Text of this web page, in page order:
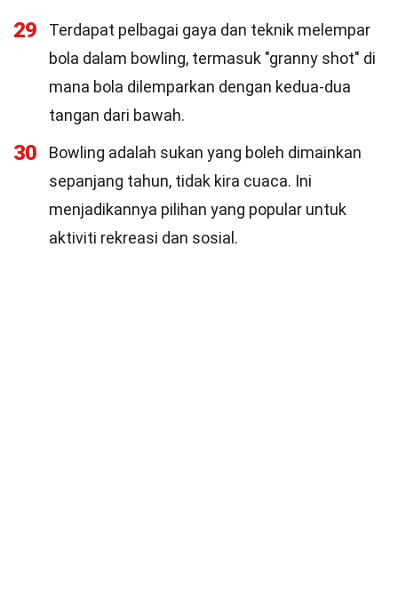
29
Terdapat pelbagai gaya dan teknik melempar
bola dalam bowling, termasuk "granny shot" di
mana bola dilemparkan dengan kedua-dua
tangan dari bawah.
30
Bowling adalah sukan yang boleh dimainkan
sepanjang tahun, tidak kira cuaca. Ini
menjadikannya pilihan yang popular untuk
aktiviti rekreasi dan sosial.